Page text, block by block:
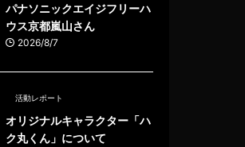
パナソニックエイジフリーハ
ウス京都嵐山さん
2026/8/7
活動レポート
オリジナルキャラクター「ハ
ク丸くん」について